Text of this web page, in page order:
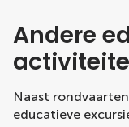
Andere
Naast
educatieve